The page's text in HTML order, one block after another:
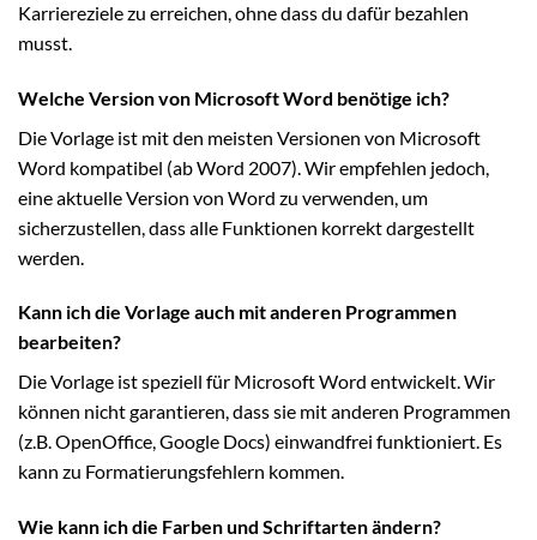
Karriereziele zu erreichen, ohne dass du dafür bezahlen
musst.
Welche Version von Microsoft Word benötige ich?
Die Vorlage ist mit den meisten Versionen von Microsoft
Word kompatibel (ab Word 2007). Wir empfehlen jedoch,
eine aktuelle Version von Word zu verwenden, um
sicherzustellen, dass alle Funktionen korrekt dargestellt
werden.
Kann ich die Vorlage auch mit anderen Programmen
bearbeiten?
Die Vorlage ist speziell für Microsoft Word entwickelt. Wir
können nicht garantieren, dass sie mit anderen Programmen
(z.B. OpenOffice, Google Docs) einwandfrei funktioniert. Es
kann zu Formatierungsfehlern kommen.
Wie kann ich die Farben und Schriftarten ändern?